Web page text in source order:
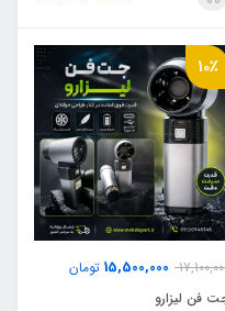
10٪
15,500,000 تومان
فن لیزارو